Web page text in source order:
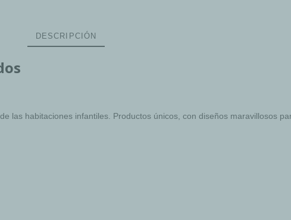
DESCRIPCIÓN
las habitaciones infantiles. Productos únicos, con diseños maravillosos